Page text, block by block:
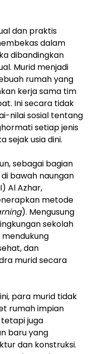
dan praktis
dalam
dibandingkan
Murid menjadi
rumah yang
kerja sama tim
Ini secara tidak
nilai sosial tentang
setiap jenis
sejak usia dini.
sebagai bagian
bawah naungan
Al Azhar,
metode
). Mengusung
sekolah
dan
murid secara
para murid tidak
rumah impian
juga
baru yang
dan konstruksi.